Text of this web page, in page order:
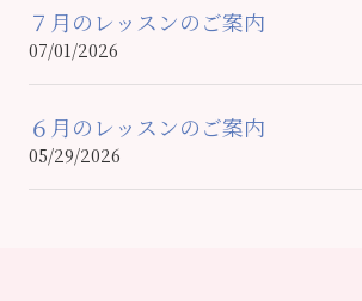
７月のレッスンのご案内
07/01/2026
６月のレッスンのご案内
05/29/2026